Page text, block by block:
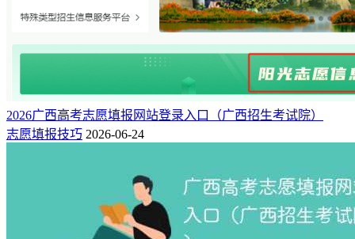
2026广西高考志愿填报网站登录入口（广西招生考试院）
志愿填报技巧 2026-06-24